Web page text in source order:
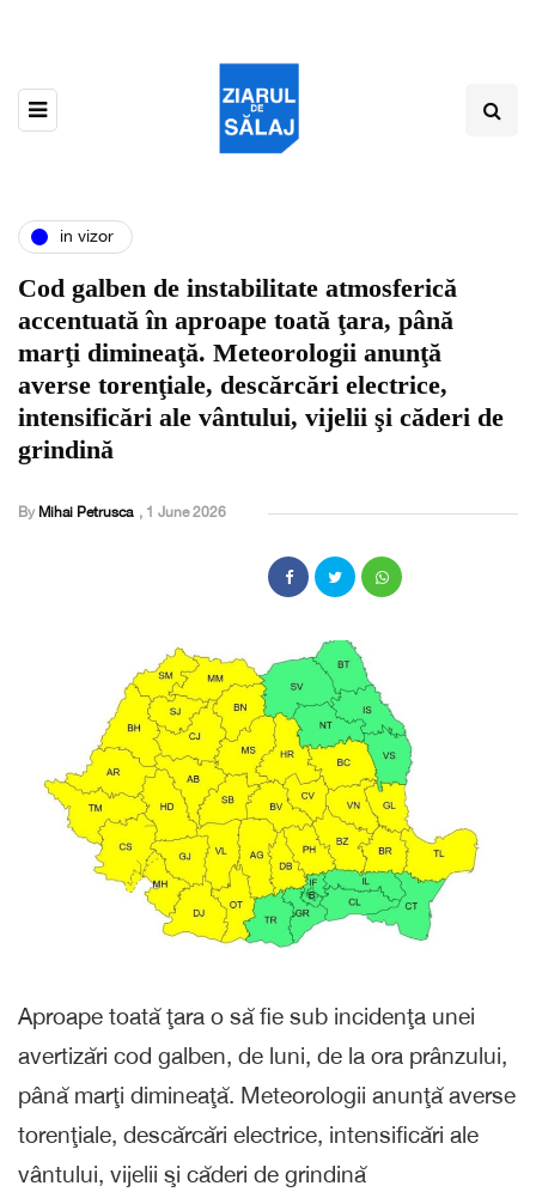
in vizor
Cod galben de instabilitate atmosferică
accentuată în aproape toată ţara, până
marţi dimineaţă. Meteorologii anunţă
averse torenţiale, descărcări electrice,
intensificări ale vântului, vijelii şi căderi de
grindină
By Mihai Petrusca , 1 June 2026
Aproape toată ţara o să fie sub incidenţa unei
avertizări cod galben, de luni, de la ora prânzului,
până marţi dimineaţă. Meteorologii anunţă averse
torenţiale, descărcări electrice, intensificări ale
vântului, vijelii şi căderi de grindină